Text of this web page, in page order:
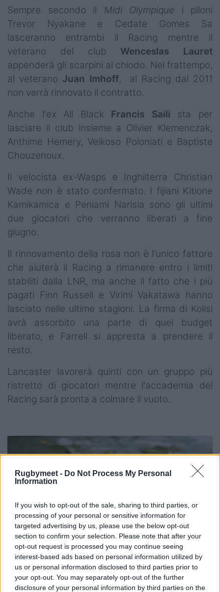
Rugbymeet - Do Not Process My Personal
Information
If you wish to opt-out of the sale, sharing to third parties, or
processing of your personal or sensitive information for
targeted advertising by us, please use the below opt-out
section to confirm your selection. Please note that after your
opt-out request is processed you may continue seeing
interest-based ads based on personal information utilized by
us or personal information disclosed to third parties prior to
your opt-out. You may separately opt-out of the further
disclosure of your personal information by third parties on the
Sempre secondo il Midi Olympique i piloni
Trevor Nyakane e Cedate Gomes Sa
lasceranno entrambi il Racing mentre il
veterano del club Wenceslas
Lauret
appenderà gli scarpini al chiodo. Nel frattempo,
al veterano Juan Imhoff, al Racing dal 2011
non verrà rinnovato il contratto.
Anche l'ex All Black Francis Saili sta per
lasciare il club insieme a Olivier Klemenczak,
Anthime Hemery, Veikoso Poloniati e Baptiste
Chouzenoux.
Il velocista ex-Wasps e Inghilterra Christian
Wade non è stato confermato. I fijiani Kitione
Kamikamica e Peniami Narisia sono gli ultimi
due giocatori che verranno liberati a fine
giugno.
Il rinnovamento della rosa non è l'unico fattore
che aiuterà il Racing a rimanere entro i limiti
stabiliti dalla LNR, ma anche il fatto che i più
pagati Finn Russell e Virimi Vakatawa hanno
lasciato nelle ultime stagioni. La firma di Kolisi
avrà assorbito una parte di quel budget
liberato, e Farrell si appresta a prendere il
resto.
Lancaster lavorerà quinti con un gruppo più
ristretto di giocatori mentre l'accademia del
Racing sarà pronta a colmare il vuoto.